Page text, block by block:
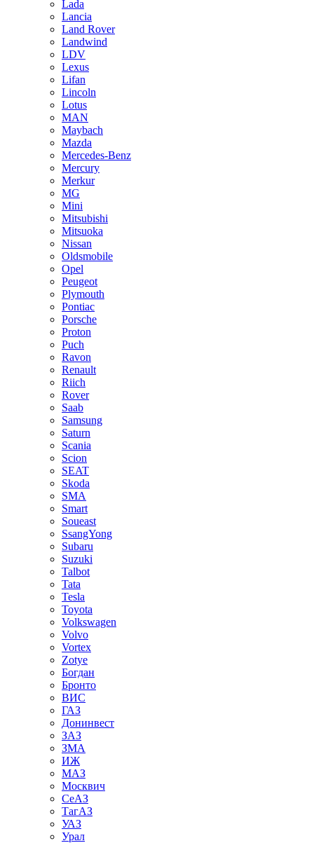
Lada
Lancia
Land Rover
Landwind
LDV
Lexus
Lifan
Lincoln
Lotus
MAN
Maybach
Mazda
Mercedes-Benz
Mercury
Merkur
MG
Mini
Mitsubishi
Mitsuoka
Nissan
Oldsmobile
Opel
Peugeot
Plymouth
Pontiac
Porsche
Proton
Puch
Ravon
Renault
Riich
Rover
Saab
Samsung
Saturn
Scania
Scion
SEAT
Skoda
SMA
Smart
Soueast
SsangYong
Subaru
Suzuki
Talbot
Tata
Tesla
Toyota
Volkswagen
Volvo
Vortex
Zotye
Богдан
Бронто
ВИС
ГАЗ
Донинвест
ЗАЗ
ЗМА
ИЖ
МАЗ
Москвич
СеАЗ
ТагАЗ
УАЗ
Урал